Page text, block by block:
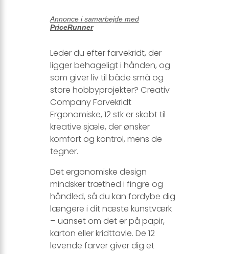
Annonce i samarbejde med
PriceRunner
Leder du efter farvekridt, der
ligger behageligt i hånden, og
som giver liv til både små og
store hobbyprojekter? Creativ
Company Farvekridt
Ergonomiske, 12 stk er skabt til
kreative sjæle, der ønsker
komfort og kontrol, mens de
tegner.
Det ergonomiske design
mindsker træthed i fingre og
håndled, så du kan fordybe dig
længere i dit næste kunstværk
– uanset om det er på papir,
karton eller kridttavle. De 12
levende farver giver dig et